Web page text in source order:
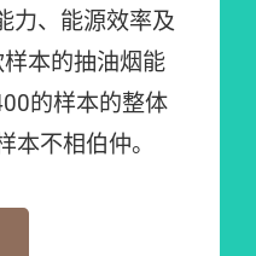
力、能源效率及
本的抽油烟能
的样本的整体
不相伯仲。